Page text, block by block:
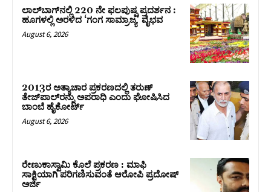
ಲಾಲ್‍ಬಾಗ್‍ನಲ್ಲಿ 220 ನೇ ಫಲಪುಷ್ಪ ಪ್ರದರ್ಶನ :
ಹೂಗಳಲ್ಲಿ ಅರಳಿದ ‘ಗಂಗ ಸಾಮ್ರಾಜ್ಯ’ ವೈಭವ
August 6, 2026
2013ರ ಅತ್ಯಾಚಾರ ಪ್ರಕರಣದಲ್ಲಿ ತರುಣ್
ತೇಜ್‌ಪಾಲ್‌ರನ್ನು ಅಪರಾಧಿ ಎಂದು ಘೋಷಿಸಿದ
ಬಾಂಬೆ ಹೈಕೋರ್ಟ್
August 6, 2026
ರೇಣುಕಾಸ್ವಾಮಿ ಕೊಲೆ ಪ್ರಕರಣ : ಮಾಫಿ
ಸಾಕ್ಷಿಯಾಗಿ ಪರಿಗಣಿಸುವಂತೆ ಆರೋಪಿ ಪ್ರದೋಷ್‌
ಅರ್ಜಿ